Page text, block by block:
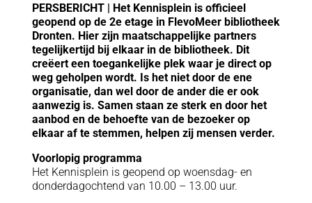
PERSBERICHT | Het Kennisplein is officieel
geopend op de 2e etage in FlevoMeer bibliotheek
Dronten. Hier zijn maatschappelijke partners
tegelijkertijd bij elkaar in de bibliotheek. Dit
creëert een toegankelijke plek waar je direct op
weg geholpen wordt. Is het niet door de ene
organisatie, dan wel door de ander die er ook
aanwezig is. Samen staan ze sterk en door het
aanbod en de behoefte van de bezoeker op
elkaar af te stemmen, helpen zij mensen verder.
Voorlopig programma
Het Kennisplein is geopend op woensdag- en
donderdagochtend van 10.00 – 13.00 uur.